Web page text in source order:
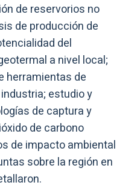
de reservorios no
de producción de
del
a nivel local;
herramientas de
estudio y
de captura y
de carbono
de impacto ambiental
sobre la región en